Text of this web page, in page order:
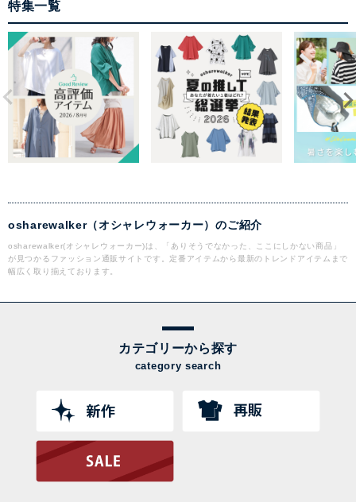
特集一覧
osharewalker（オシャレウォーカー）のご紹介
osharewalker(オシャレウォーカー)は、「ありそうでなかった、ここにしかない商品」
が見つかるファッション通販サイトです。定番アイテムから最新のトレンドアイテムまで
幅広く取り揃えております。
カテゴリーから探す
category search